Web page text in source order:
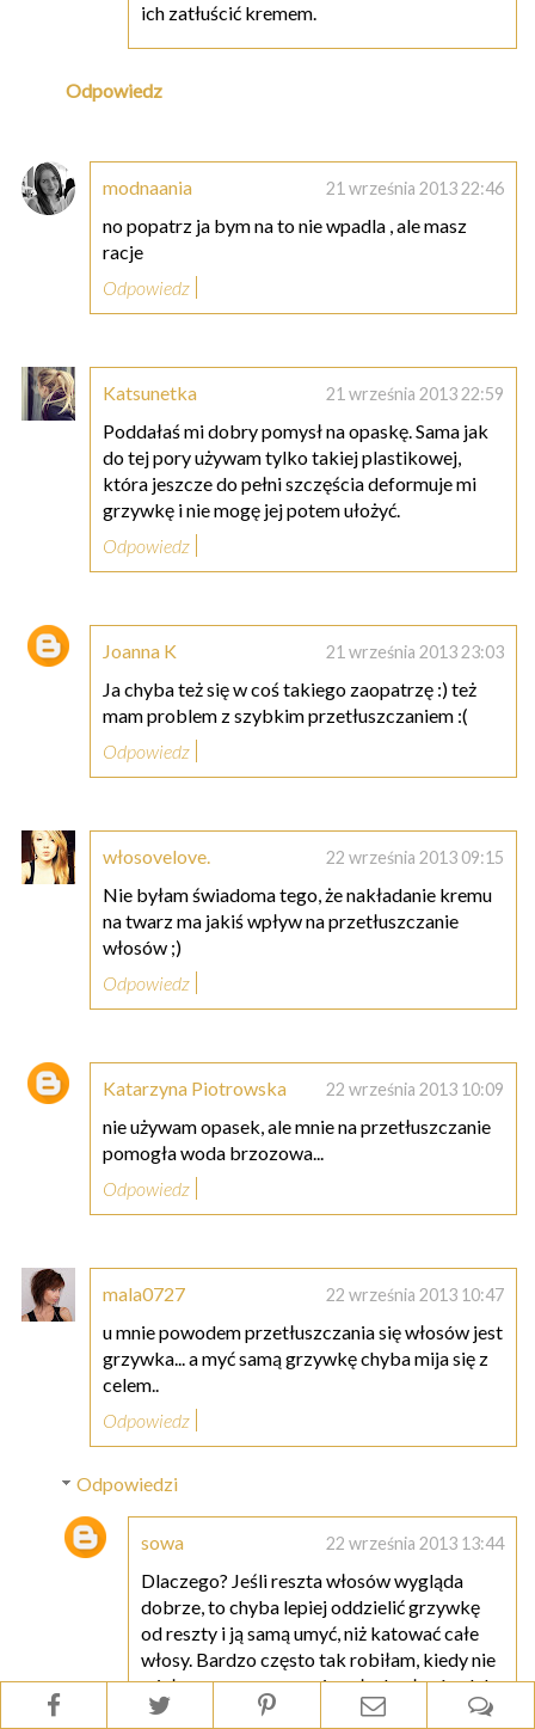
ich zatłuścić kremem.
Odpowiedz
modnaania 21 września 2013 22:46
no popatrz ja bym na to nie wpadla , ale masz
racje
Odpowiedz
Katsunetka 21 września 2013 22:59
Poddałaś mi dobry pomysł na opaskę. Sama jak
do tej pory używam tylko takiej plastikowej,
która jeszcze do pełni szczęścia deformuje mi
grzywkę i nie mogę jej potem ułożyć.
Odpowiedz
Joanna K 21 września 2013 23:03
Ja chyba też się w coś takiego zaopatrzę :) też
mam problem z szybkim przetłuszczaniem :(
Odpowiedz
włosovelove. 22 września 2013 09:15
Nie byłam świadoma tego, że nakładanie kremu
na twarz ma jakiś wpływ na przetłuszczanie
włosów ;)
Odpowiedz
Katarzyna Piotrowska 22 września 2013 10:09
nie używam opasek, ale mnie na przetłuszczanie
pomogła woda brzozowa...
Odpowiedz
mala0727 22 września 2013 10:47
u mnie powodem przetłuszczania się włosów jest
grzywka... a myć samą grzywkę chyba mija się z
celem..
Odpowiedz
Odpowiedzi
sowa 22 września 2013 13:44
Dlaczego? Jeśli reszta włosów wygląda
dobrze, to chyba lepiej oddzielić grzywkę
od reszty i ją samą umyć, niż katować całe
włosy. Bardzo często tak robiłam, kiedy nie
miałam czasu na umycie całych włosów, lub
ich stan był jeszcze w miarę, ale właśnie